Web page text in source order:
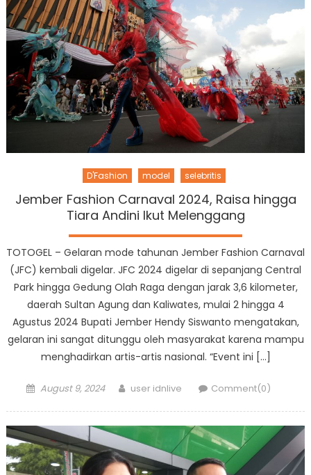
D'Fashion model selebritis
Jember Fashion Carnaval 2024, Raisa hingga
Tiara Andini Ikut Melenggang
TOTOGEL – Gelaran mode tahunan Jember Fashion Carnaval
(JFC) kembali digelar. JFC 2024 digelar di sepanjang Central
Park hingga Gedung Olah Raga dengan jarak 3,6 kilometer,
daerah Sultan Agung dan Kaliwates, mulai 2 hingga 4
Agustus 2024 Bupati Jember Hendy Siswanto mengatakan,
gelaran ini sangat ditunggu oleh masyarakat karena mampu
menghadirkan artis-artis nasional. “Event ini […]
Posted
August 9, 2024 Author
user idnlive Comment(0)